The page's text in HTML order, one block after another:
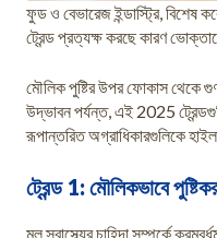
ফুড ও বেভারেজ ইন্ডাস্ট্রি, বিশেষ
ট্রেন্ড প্রত্যক্ষ করছে কারণ
মৌলিক পুষ্টির উপর ফোকাস থেকে
উদ্ভাবন পর্যন্ত, এই 2025
রূপান্তরিত অগ্রাধিকারগুলিকে
ট্রেন্ড 1: মৌলিকভাবে
মূল স্বাস্থ্যের চাহিদা সম্পর্কে